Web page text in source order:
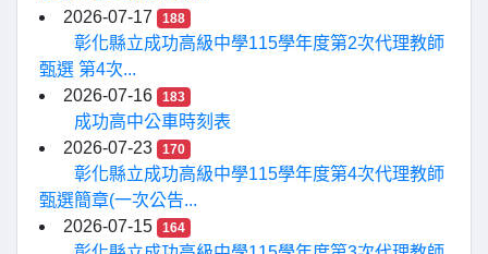
2026-07-17
188
彰化縣立成功高級中學115學年度第2次代理教師
甄選 第4次...
2026-07-16
183
成功高中公車時刻表
2026-07-23
170
彰化縣立成功高級中學115學年度第4次代理教師
甄選簡章(一次公告...
2026-07-15
164